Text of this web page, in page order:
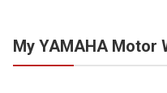
My YAMAHA Motor